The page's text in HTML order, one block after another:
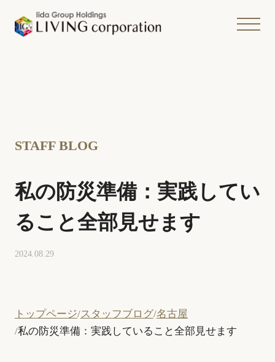
STAFF BLOG
私の防災準備：実践してい
ること全部見せます
2024.08.29
トップページ スタッフブログ 名古屋
私の防災準備：実践していること全部見せます